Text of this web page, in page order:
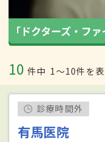
10 件中 1〜10件を
診療時間外
有馬医院